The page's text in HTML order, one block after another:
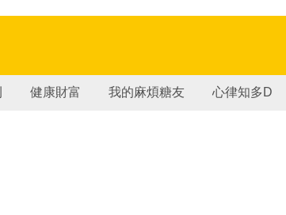
健康財富 我的麻煩糖友 心律知多D